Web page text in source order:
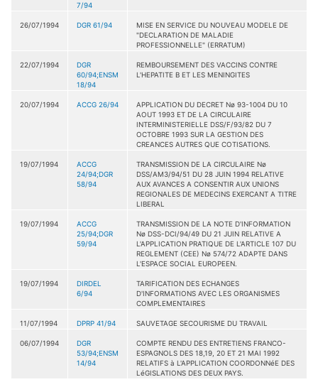
7/94
26/07/1994 DGR 61/94
MISE EN SERVICE DU NOUVEAU MODELE DE
"DECLARATION DE MALADIE
PROFESSIONNELLE" (ERRATUM)
22/07/1994
DGR
60/94;ENSM
18/94
REMBOURSEMENT DES VACCINS CONTRE
L'HEPATITE B ET LES MENINGITES
20/07/1994 ACCG 26/94
APPLICATION DU DECRET Nø 93-1004 DU 10
AOUT 1993 ET DE LA CIRCULAIRE
INTERMINISTERIELLE DSS/F/93/82 DU 7
OCTOBRE 1993 SUR LA GESTION DES
CREANCES AUTRES QUE COTISATIONS.
19/07/1994
ACCG
24/94;DGR
58/94
TRANSMISSION DE LA CIRCULAIRE Nø
DSS/AM3/94/51 DU 28 JUIN 1994 RELATIVE
AUX AVANCES A CONSENTIR AUX UNIONS
REGIONALES DE MEDECINS EXERCANT A TITRE
LIBERAL
19/07/1994
ACCG
25/94;DGR
59/94
TRANSMISSION DE LA NOTE D'INFORMATION
Nø DSS-DCI/94/49 DU 21 JUIN RELATIVE A
L'APPLICATION PRATIQUE DE L'ARTICLE 107 DU
REGLEMENT (CEE) Nø 574/72 ADAPTE DANS
L'ESPACE SOCIAL EUROPEEN.
19/07/1994
DIRDEL
6/94
TARIFICATION DES ECHANGES
D'INFORMATIONS AVEC LES ORGANISMES
COMPLEMENTAIRES
11/07/1994 DPRP 41/94 SAUVETAGE SECOURISME DU TRAVAIL
06/07/1994
DGR
53/94;ENSM
14/94
COMPTE RENDU DES ENTRETIENS FRANCO-
ESPAGNOLS DES 18,19, 20 ET 21 MAI 1992
RELATIFS à L'APPLICATION COORDONNéE DES
LéGISLATIONS DES DEUX PAYS.